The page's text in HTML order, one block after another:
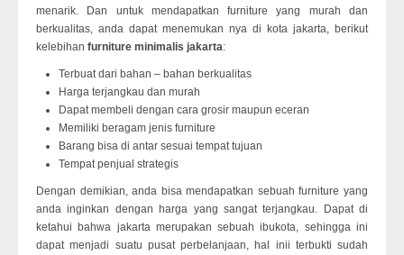
menarik. Dan untuk mendapatkan furniture yang murah dan
berkualitas, anda dapat menemukan nya di kota jakarta, berikut
kelebihan furniture minimalis jakarta:
Terbuat dari bahan – bahan berkualitas
Harga terjangkau dan murah
Dapat membeli dengan cara grosir maupun eceran
Memiliki beragam jenis furniture
Barang bisa di antar sesuai tempat tujuan
Tempat penjual strategis
Dengan demikian, anda bisa mendapatkan sebuah furniture yang
anda inginkan dengan harga yang sangat terjangkau. Dapat di
ketahui bahwa jakarta merupakan sebuah ibukota, sehingga ini
dapat menjadi suatu pusat perbelanjaan, hal inii terbukti sudah